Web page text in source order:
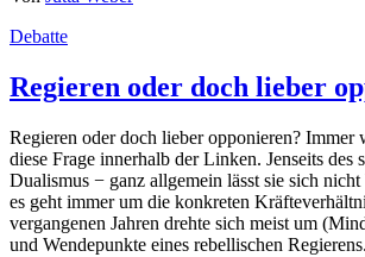
Debatte
Regieren oder doch lieber
Regieren oder doch lieber opponieren? Immer
diese Frage innerhalb der Linken. Jenseits des
Dualismus − ganz allgemein lässt sie sich
es geht immer um die konkreten
vergangenen Jahren drehte sich meist um
und Wendepunkte eines rebellischen Regierens.